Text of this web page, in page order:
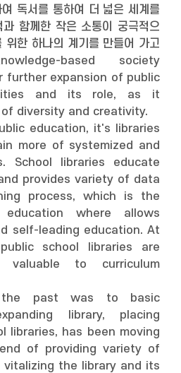
독서를 통하여 더 넓은 세계를
과 함께한 작은 소통이 궁극적으
위한 하나의 계기를 만들어 가고
based society
further expansion of public
and its role, as it
diversity and creativity.
education, it's libraries
more of systemized and
School libraries educate
provides variety of data
process, which is the
where allows
self-leading education. At
school libraries are
valuable to curriculum
past was to basic
library, placing
libraries, has been moving
of providing variety of
vitalizing the library and its